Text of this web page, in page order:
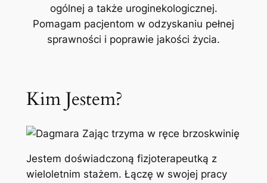
ogólnej a także uroginekologicznej.
Pomagam pacjentom w odzyskaniu pełnej
sprawności i poprawie jakości życia.
Kim Jestem?
Jestem doświadczoną fizjoterapeutką z
wieloletnim stażem. Łączę w swojej pracy